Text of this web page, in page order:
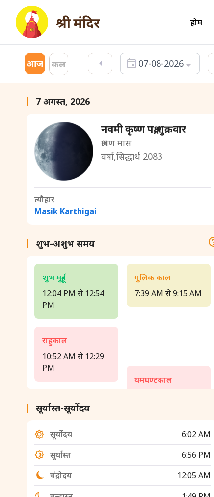
होम
आज कल 07-08-2026
7 अगस्त, 2026
नवमी कृष्ण पक्ष,शुक्रवार
श्रावण मास
वर्षा,सिद्धार्थ 2083
त्यौहार
Masik Karthigai
शुभ-अशुभ समय
शुभ मुहूर्त
12:04 PM से 12:54
PM
राहुकाल
10:52 AM से 12:29
PM
गुलिक काल
7:39 AM से 9:15 AM
यमघण्टकाल
सूर्यास्त-सूर्योदय
सूर्योदय
6:02 AM
सूर्यास्त
6:56 PM
चंद्रोदय
12:05 AM